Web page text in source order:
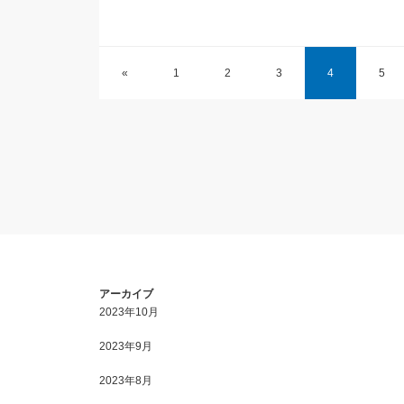
« 1 2 3 4 5
アーカイブ
2023年10月
2023年9月
2023年8月